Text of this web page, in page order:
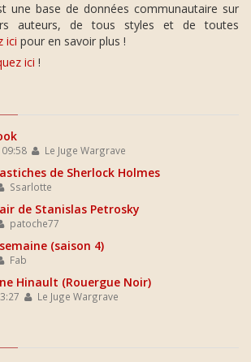
une base de données communautaire sur
auteurs, de tous styles et de toutes
ici pour en savoir plus !
ici !
Le Juge Wargrave
de Sherlock Holmes
Ssarlotte
de Stanislas Petrosky
patoche77
(saison 4)
Fab
Hinault (Rouergue Noir)
Le Juge Wargrave